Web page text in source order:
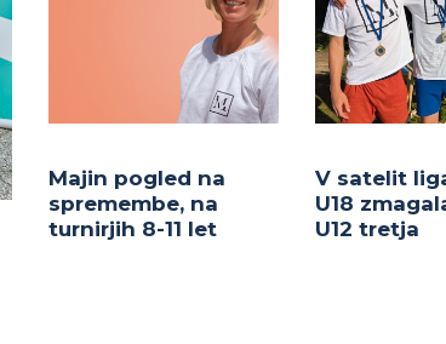
Majin pogled na
spremembe, na
turnirjih 8-11 let
V satelit
U18
U12 tretja